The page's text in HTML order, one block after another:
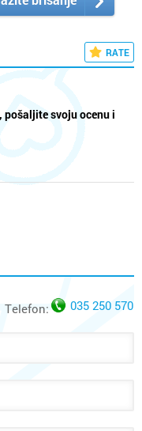
RATE
pošaljite svoju ocenu i
Telefon: 035 250 570